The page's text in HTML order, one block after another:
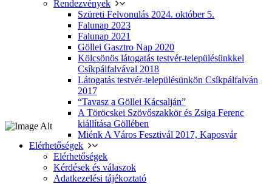
Rendezvények
Szüreti Felvonulás 2024. október 5.
Falunap 2023
Falunap 2021
Göllei Gasztro Nap 2020
Kölcsönös látogatás testvér-településünkkel
Csíkpálfalvával 2018
Látogatás testvér-településünkön Csíkpálfalván
2017
“Tavasz a Göllei Kácsalján”
A Töröcskei Szövőszakkör és Zsiga Ferenc
kiállítása Göllében
Miénk A Város Fesztivál 2017, Kaposvár
Elérhetőségek
Elérhetőségek
Kérdések és válaszok
Adatkezelési tájékoztató